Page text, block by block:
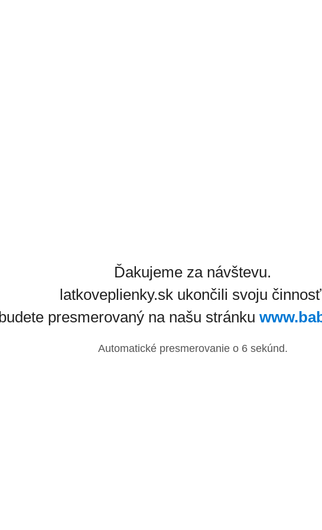
Ďakujeme za návštevu.
latkoveplienky.sk ukončili svoju
budete presmerovaný na našu stránku
Automatické presmerovanie o 6sekúnd.